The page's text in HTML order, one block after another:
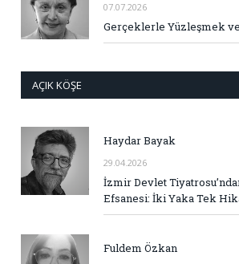
07.07.2026
Gerçeklerle Yüzleşmek
AÇIK KÖŞE
Haydar Bayak
29.04.2026
İzmir Devlet
Efsanesi: İki Yaka Tek
Fuldem Özkan